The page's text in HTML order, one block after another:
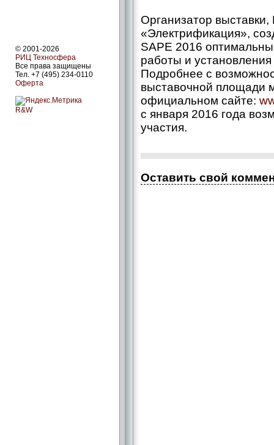
© 2001-2026
РИЦ Техносфера
Все права защищены
Тел. +7 (495) 234-0110
Оферта
R&W
Организатор
«Электрификация»,
SAPE 2016
работы и
Подробнее с
выставочной площади
официальном сайте:
с января 2016 года
участия.
Оставить свой